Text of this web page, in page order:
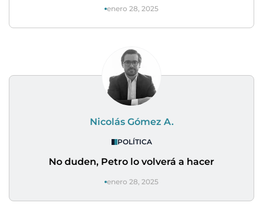
enero 28, 2025
Nicolás Gómez A.
POLÍTICA
No duden, Petro lo volverá a hacer
enero 28, 2025